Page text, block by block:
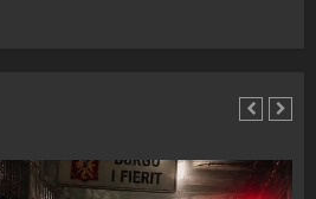
burgosur përfundojnë në